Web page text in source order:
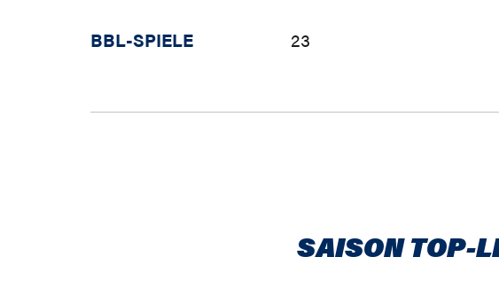
BBL-SPIELE 23
SAISON TOP-